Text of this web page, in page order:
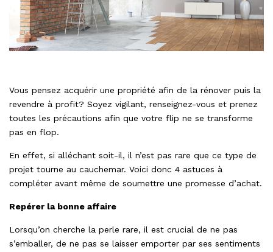
Vous pensez acquérir une propriété afin de la rénover puis la
revendre à profit? Soyez vigilant, renseignez-vous et prenez
toutes les précautions afin que votre flip ne se transforme
pas en flop.
En effet, si alléchant soit-il, il n’est pas rare que ce type de
projet tourne au cauchemar. Voici donc 4 astuces à
compléter avant même de soumettre une promesse d’achat.
Repérer la bonne affaire
Lorsqu’on cherche la perle rare, il est crucial de ne pas
s’emballer, de ne pas se laisser emporter par ses sentiments